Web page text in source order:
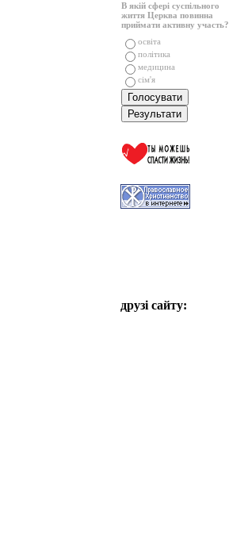
В якій сфері суспільного
життя Церква повинна
приймати активну участь?
освіта
політика
медицина
сім'я
друзі сайту: